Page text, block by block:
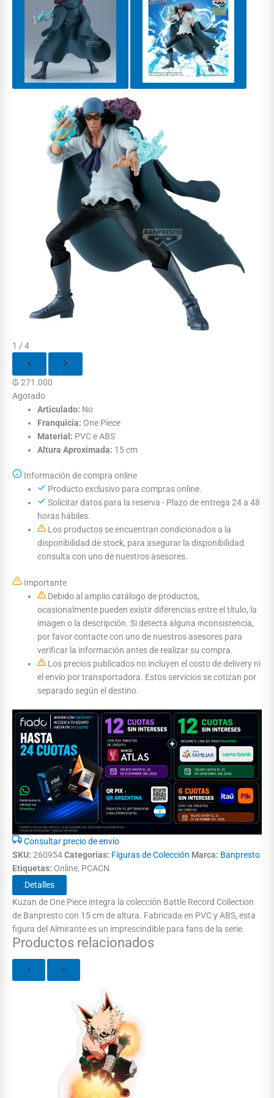
1 / 4
₲ 271.000
Agotado
Articulado: No
Franquicia: One Piece
Material: PVC e ABS
Altura Aproximada: 15 cm
Información de compra online
Producto exclusivo para compras online.
Solicitar datos para la reserva - Plazo de entrega 24 a 48
horas hábiles.
Los productos se encuentran condicionados a la
disponibilidad de stock, para asegurar la disponibilidad
consulta con uno de nuestros asesores.
Importante
Debido al amplio catálogo de productos,
ocasionalmente pueden existir diferencias entre el título, la
imagen o la descripción. Si detecta alguna inconsistencia,
por favor contacte con uno de nuestros asesores para
verificar la información antes de realizar su compra.
Los precios publicados no incluyen el costo de delivery ni
el envío por transportadora. Estos servicios se cotizan por
separado según el destino.
Consultar precio de envío
SKU: 260954Categorías: Figuras de Colección Marca: Banpresto
Etiquetas: Online, PCACN
Detalles
Kuzan de One Piece integra la colección Battle Record Collection
de Banpresto con 15 cm de altura. Fabricada en PVC y ABS, esta
figura del Almirante es un imprescindible para fans de la serie.
Productos relacionados